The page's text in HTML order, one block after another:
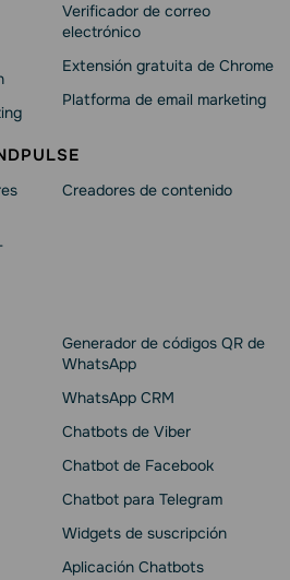
Verificador de correo
electrónico
Extensión gratuita de Chrome
Platforma de email marketing
Creadores de contenido
Generador de códigos QR de
WhatsApp
WhatsApp CRM
Chatbots de Viber
Chatbot de Facebook
Chatbot para Telegram
Widgets de suscripción
Aplicación Chatbots